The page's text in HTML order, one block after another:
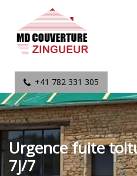
+41 782 331 305
Urgence fuite
7j/7